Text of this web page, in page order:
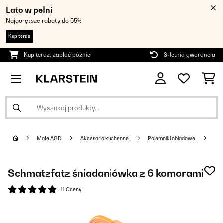
Lato w pełni
Najgorętsze rabaty do 55%
Kup teraz
Kup teraz, zapłać później 3-letnia gwarancja
Małe AGD Akcesoria kuchenne Pojemniki obiadowe
Schmatzfatz śniadaniówka z 6 komorami
11 Oceny